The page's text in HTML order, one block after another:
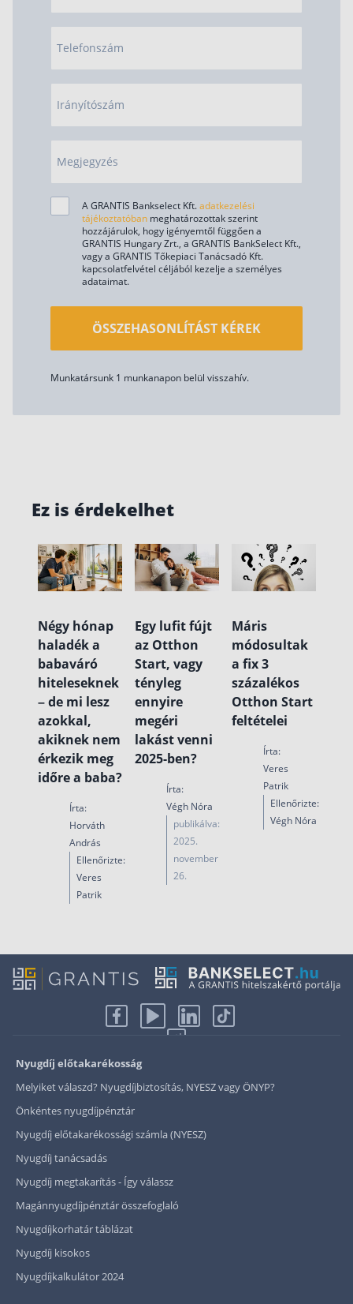
Telefonszám
Irányítószám
Megjegyzés
A GRANTIS Bankselect Kft.adatkezelési
tájékoztatóban meghatározottak szerint
hozzájárulok, hogy igényemtől függően a
GRANTIS Hungary Zrt., a GRANTIS BankSelect Kft.,
vagy a GRANTIS Tőkepiaci Tanácsadó Kft.
kapcsolatfelvétel céljából kezelje a személyes
adataimat.
ÖSSZEHASONLÍTÁST KÉREK
Munkatársunk 1 munkanapon belül visszahív.
Ez is érdekelhet
Négy hónap
haladék a
babaváró
hiteleseknek
– de mi lesz
azokkal,
akiknek nem
érkezik meg
időre a baba?
Írta:
Horváth
András
Ellenőrizte:
Veres
Patrik
Egy lufit fújt
az Otthon
Start, vagy
tényleg
ennyire
megéri
lakást venni
2025-ben?
Írta:
Végh Nóra
publikálva:
2025.
november
26.
Máris
módosultak
a fix 3
százalékos
Otthon Start
feltételei
Írta:
Veres
Patrik
Ellenőrizte:
Végh Nóra
Nyugdíj előtakarékosság
Melyiket válaszd? Nyugdíjbiztosítás, NYESZ vagy ÖNYP?
Önkéntes nyugdíjpénztár
Nyugdíj előtakarékossági számla (NYESZ)
Nyugdíj tanácsadás
Nyugdíj megtakarítás - Így válassz
Magánnyugdíjpénztár összefoglaló
Nyugdíjkorhatár táblázat
Nyugdíj kisokos
Nyugdíjkalkulátor 2024